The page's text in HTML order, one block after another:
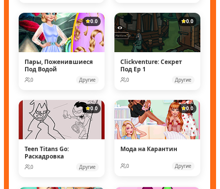
0.0
Пары, Поженившиеся
Под Водой
0 Другие
0.0
Clickventure: Секрет
Под Ep 1
0 Другие
0.0
Teen Titans Go:
Раскадровка
0 Другие
0.0
Мода на Карантин
0 Другие